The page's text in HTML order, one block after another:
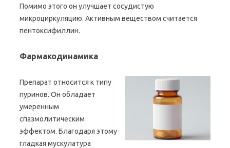
Помимо этого он улучшает сосудистую
микроциркуляцию. Активным веществом считается
пентоксифиллин.
Фармакодинамика
Препарат относится к типу
пуринов. Он обладает
умеренным
спазмолитическим
эффектом. Благодаря этому
гладкая мускулатура